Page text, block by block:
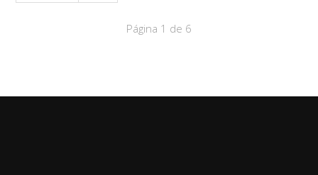
Página 1 de 6